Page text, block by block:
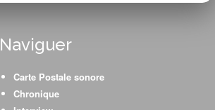
Naviguer
Carte Postale sonore
Chronique